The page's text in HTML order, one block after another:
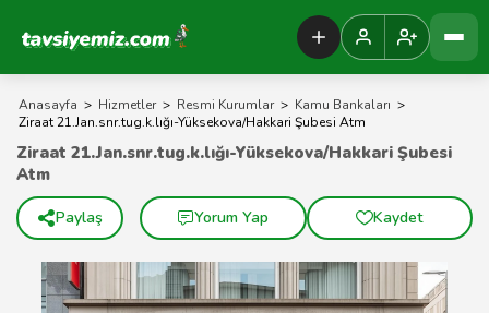
Tavsiyemiz Anasayfa
Anasayfa > Hizmetler > Resmi Kurumlar > Kamu Bankaları >
Ziraat 21.Jan.snr.tug.k.lığı-Yüksekova/Hakkari Şubesi Atm
Ziraat 21.Jan.snr.tug.k.lığı-Yüksekova/Hakkari Şubesi
Atm
Paylaş Yorum Yap Kaydet